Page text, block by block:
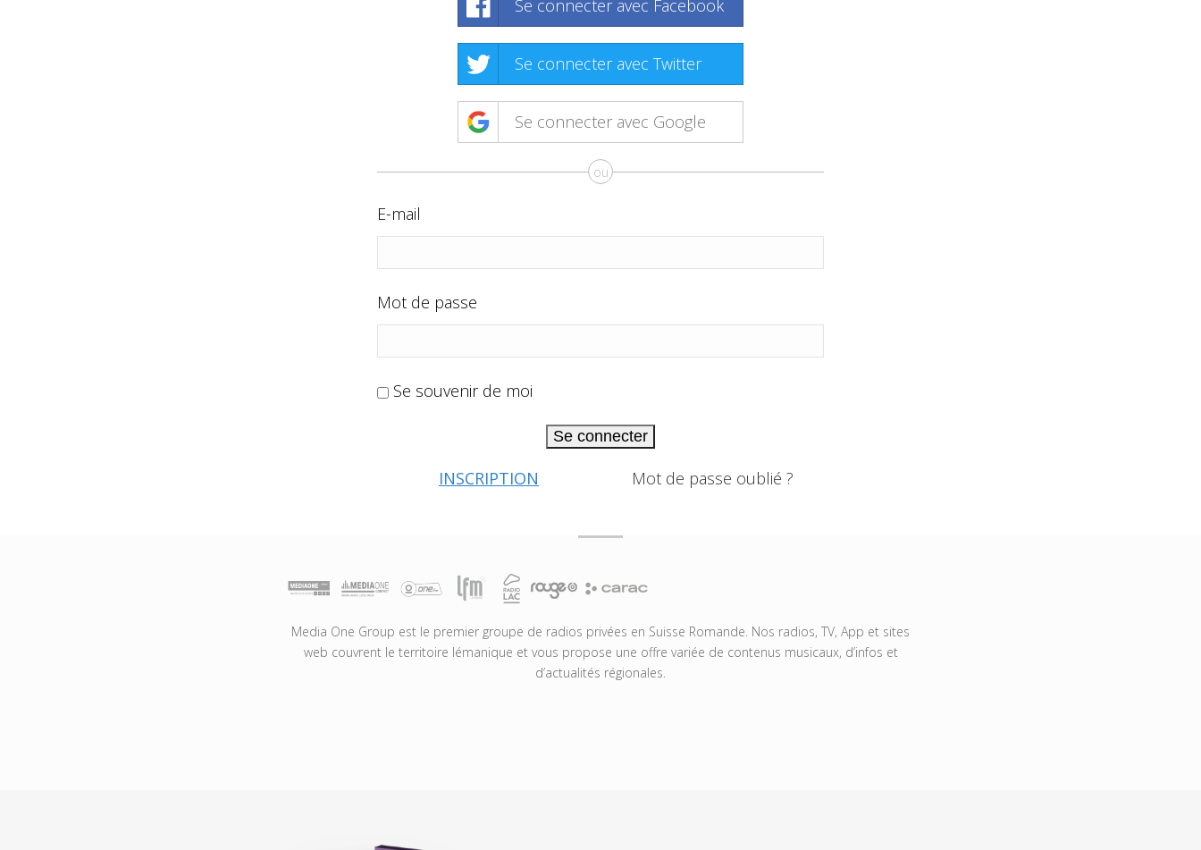
Se connecter avec Facebook
Se connecter avec Twitter
Se connecter avec Google
ou
E-mail
Mot de passe
Se souvenir de moi
Se connecter
INSCRIPTION Mot de passe oublié ?
Media One Group est le premier groupe de radios privées en Suisse Romande. Nos radios, TV, App et sites
web couvrent le territoire lémanique et vous propose une offre variée de contenus musicaux, d’infos et
d’actualités régionales.